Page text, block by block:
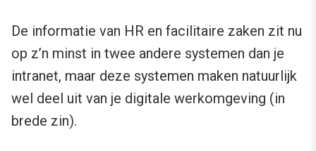
De informatie van HR en facilitaire zaken zit nu
op z’n minst in twee andere systemen dan je
intranet, maar deze systemen maken natuurlijk
wel deel uit van je digitale werkomgeving (in
brede zin).